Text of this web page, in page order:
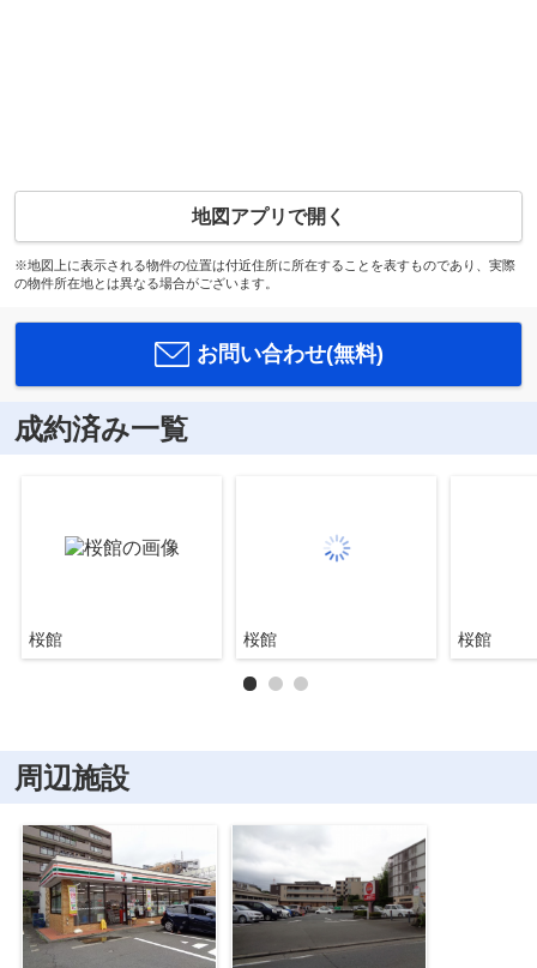
地図アプリで開く
※地図上に表示される物件の位置は付近住所に所在することを表すものであり、実際
の物件所在地とは異なる場合がございます。
お問い合わせ(無料)
成約済み一覧
桜館 桜館 桜館
周辺施設